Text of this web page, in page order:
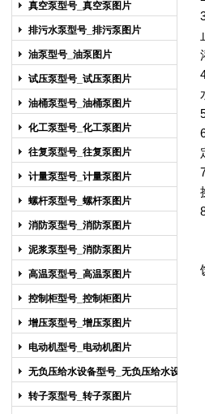
真空泵型号_真空泵图片
排污水泵型号_排污泵图片
油泵型号_油泵图片
试压泵型号_试压泵图片
油桶泵型号_油桶泵图片
化工泵型号_化工泵图片
往复泵型号_往复泵图片
计量泵型号_计量泵图片
螺杆泵型号_螺杆泵图片
消防泵型号_消防泵图片
泥浆泵型号_消防泵图片
高温泵型号_高温泵图片
控制柜型号_控制柜图片
增压泵型号_增压泵图片
电动机型号_电动机图片
无负压给水设备型号_无负压给水设备
图片
转子泵型号_转子泵图片